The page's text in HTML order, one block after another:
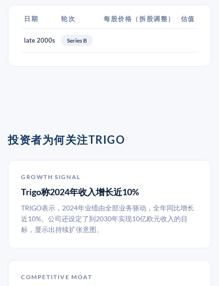
日期 轮次 每股价格（拆股调整） 估值
late 2000s Series B
投资者为何关注TRIGO
GROWTH SIGNAL
Trigo称2024年收入增长近10%
TRIGO表示，2024年业绩由全部业务驱动，全年同比增长
近10%。公司还设定了到2030年实现10亿欧元收入的目
标，显示出持续扩张意图。
COMPETITIVE MOAT